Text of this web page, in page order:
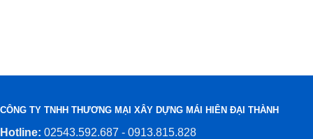
CÔNG TY TNHH THƯƠNG MẠI XÂY DỰNG MÁI HIÊN ĐẠI THÀNH
Hotline: 02543.592.687 - 0913.815.828